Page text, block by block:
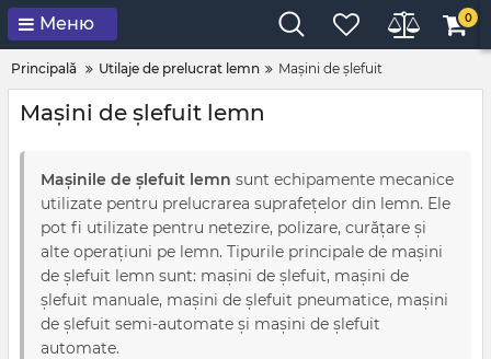
Меню 0
Principală Utilaje de prelucrat lemn Mașini de șlefuit
Mașini de șlefuit lemn
Mașinile de șlefuit lemn sunt echipamente mecanice
utilizate pentru prelucrarea suprafețelor din lemn. Ele
pot fi utilizate pentru netezire, polizare, curățare și
alte operațiuni pe lemn. Tipurile principale de mașini
de șlefuit lemn sunt: mașini de șlefuit, mașini de
șlefuit manuale, mașini de șlefuit pneumatice, mașini
de șlefuit semi-automate și mașini de șlefuit
automate.